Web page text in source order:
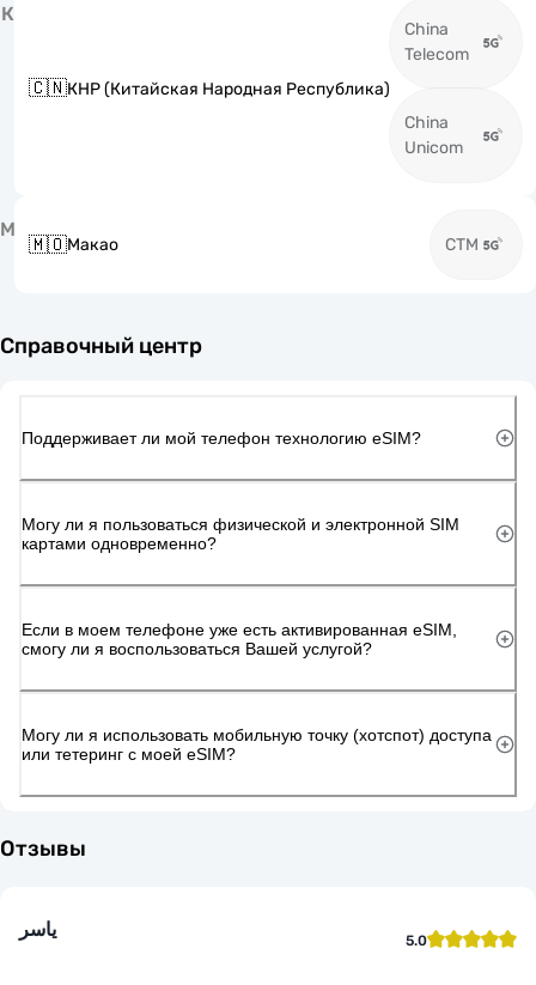
К
🇨🇳КНР (Китайская Народная Республика)
China
Telecom
China
Unicom
М
🇲🇴Макао CTM
Справочный центр
Поддерживает ли мой телефон технологию eSIM?
Могу ли я пользоваться физической и электронной SIM
картами одновременно?
Если в моем телефоне уже есть активированная eSIM,
смогу ли я воспользоваться Вашей услугой?
Могу ли я использовать мобильную точку (хотспот) доступа
или тетеринг с моей eSIM?
Отзывы
ياسر 5.0